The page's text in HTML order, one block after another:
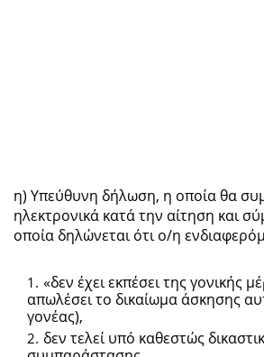
η) Υπεύθυνη δήλωση, η οποία θα
ηλεκτρονικά κατά την αίτηση και
οποία δηλώνεται ότι ο/η
«δεν έχει εκπέσει της γονικής
απωλέσει το δικαίωμα άσκησης
γονέας),
δεν τελεί υπό καθεστώς